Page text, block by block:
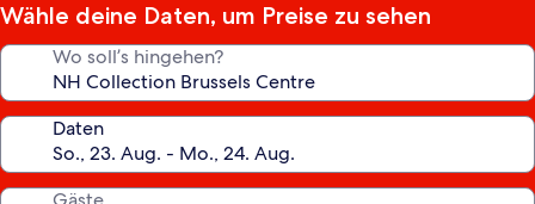
Wähle deine Daten, um Preise zu sehen
Wo soll’s hingehen?
Daten